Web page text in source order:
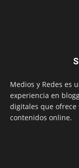
Medios y Redes es
experiencia en
digitales que ofrece
contenidos online.